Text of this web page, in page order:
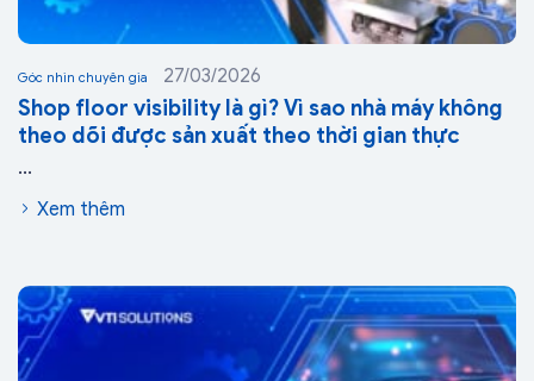
Góc nhìn chuyên gia 27/03/2026
Shop floor visibility là gì? Vì sao nhà máy không
theo dõi được sản xuất theo thời gian thực
...
Xem thêm